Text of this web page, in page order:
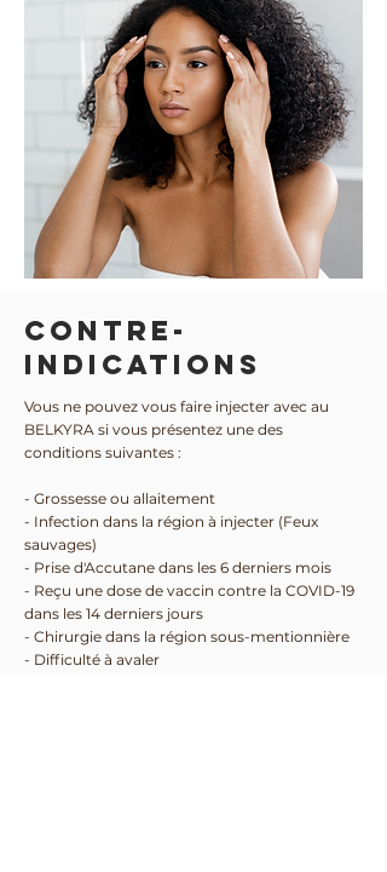
CONTRE-
INDICATIONS
Vous ne pouvez vous faire injecter avec au
BELKYRA si vous présentez une des
conditions suivantes :
- Grossesse ou allaitement
- Infection dans la région à injecter (Feux
sauvages)
- Prise d'Accutane dans les 6 derniers mois
- Reçu une dose de vaccin contre la COVID-19
dans les 14 derniers jours
- Chirurgie dans la région sous-mentionnière
- Difficulté à avaler